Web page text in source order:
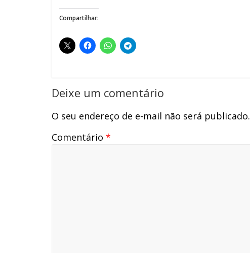
Compartilhar:
Deixe um comentário
O seu endereço de e-mail não será publicado.
Comentário *